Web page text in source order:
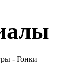
- Гонки